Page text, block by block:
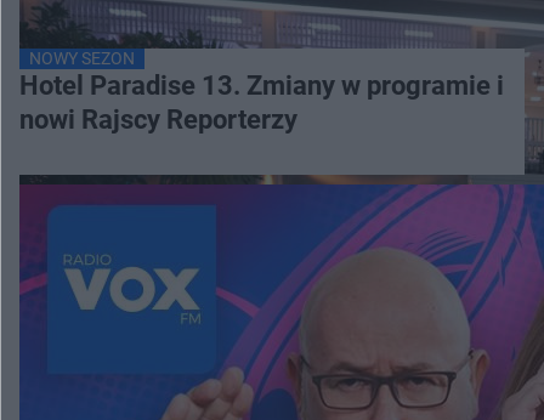
NOWY SEZON
Hotel Paradise 13. Zmiany w programie i
nowi Rajscy Reporterzy